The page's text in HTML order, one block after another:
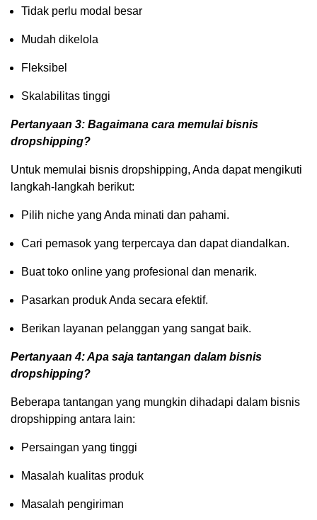
Tidak perlu modal besar
Mudah dikelola
Fleksibel
Skalabilitas tinggi
Pertanyaan 3: Bagaimana cara memulai bisnis
dropshipping?
Untuk memulai bisnis dropshipping, Anda dapat mengikuti
langkah-langkah berikut:
Pilih niche yang Anda minati dan pahami.
Cari pemasok yang terpercaya dan dapat diandalkan.
Buat toko online yang profesional dan menarik.
Pasarkan produk Anda secara efektif.
Berikan layanan pelanggan yang sangat baik.
Pertanyaan 4: Apa saja tantangan dalam bisnis
dropshipping?
Beberapa tantangan yang mungkin dihadapi dalam bisnis
dropshipping antara lain:
Persaingan yang tinggi
Masalah kualitas produk
Masalah pengiriman